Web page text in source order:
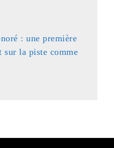
: une première
la piste comme